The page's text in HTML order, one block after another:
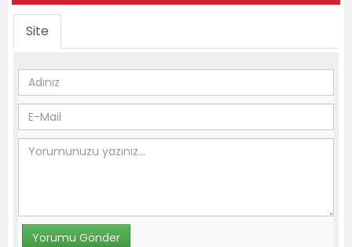
Site